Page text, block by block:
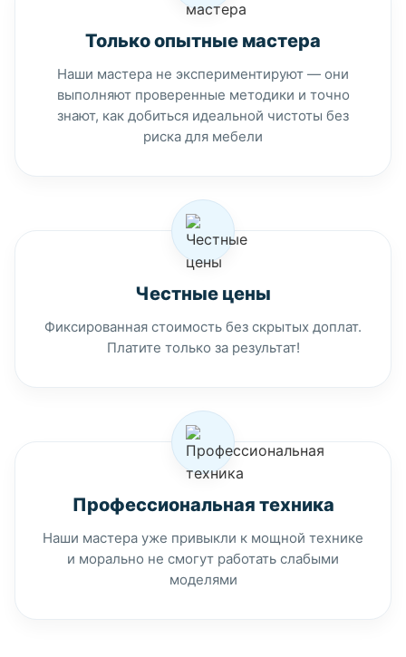
Только опытные мастера
Наши мастера не экспериментируют — они
выполняют проверенные методики и точно
знают, как добиться идеальной чистоты без
риска для мебели
Честные цены
Фиксированная стоимость без скрытых доплат.
Платите только за результат!
Профессиональная техника
Наши мастера уже привыкли к мощной технике
и морально не смогут работать слабыми
моделями